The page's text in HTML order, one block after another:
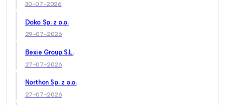
30-07-2026
Doko Sp. z o.o.
29-07-2026
Bexie Group S.L.
27-07-2026
Northon Sp. z o.o.
27-07-2026